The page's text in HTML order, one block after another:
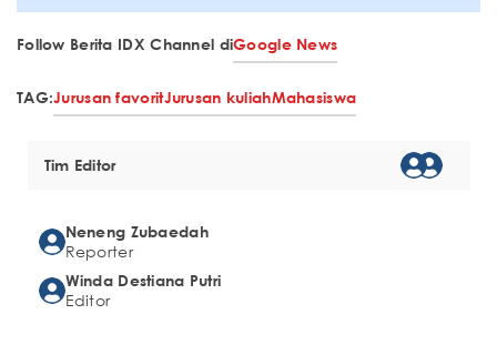
Follow Berita IDX Channel diGoogle News
TAG:Jurusan favoritJurusan kuliahMahasiswa
Tim Editor
Neneng Zubaedah
Reporter
Winda Destiana Putri
Editor